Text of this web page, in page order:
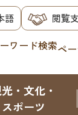
語 閲覧
ワード検索ペ
・文化・
スポーツ